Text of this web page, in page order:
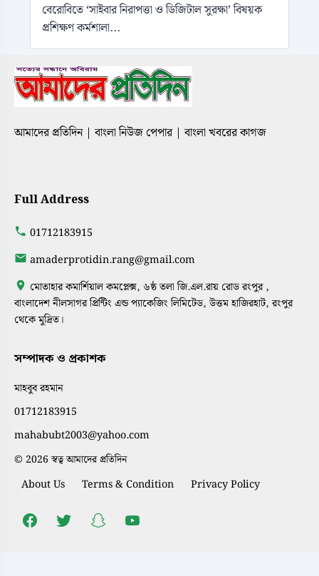
বেরোবিতে ‘সাইবার নিরাপত্তা ও ডিজিটাল সুরক্ষা’ বিষয়ক
প্রশিক্ষণ কর্মশালা...
আমাদের প্রতিদিন | বাংলা নিউজ পেপার | বাংলা খবরের কাগজ
Full Address
01712183915
amaderprotidin.rang@gmail.com
মোতাহার কমার্শিয়াল কমপ্লেক্স, ৬ষ্ঠ তলা জি.এল.রায় রোড রংপুর ,
বাংলাদেশ নীলসাগর প্রিন্টিং এন্ড প্যাকেজিং লিমিটেড, উত্তম হাজিরহাট, রংপুর
থেকে মুদ্রিত।
সম্পাদক ও প্রকাশক
মাহবুব রহমান
01712183915
mahabubt2003@yahoo.com
© 2026 স্বত্ব আমাদের প্রতিদিন
About Us Terms & Condition Privacy Policy